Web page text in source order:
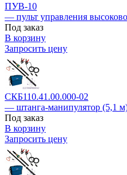
ПУВ-10
— пульт управления
Под заказ
В корзину
Запросить цену
СКБ110.41.00.000-02
— штанга-манипулятор (5,1
Под заказ
В корзину
Запросить цену